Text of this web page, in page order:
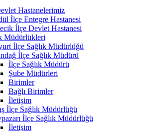
Hastanelerimiz
İlçe Entegre Hastanesi
İlçe Devlet Hastanesi
Müdürlükleri
İlçe Sağlık Müdürlüğü
İlçe Sağlık Müdürü
İlçe Sağlık Müdürü
Şube Müdürleri
Birimler
Bağlı Birimler
İletişim
İlçe Sağlık Müdürlüğü
İlçe Sağlık Müdürlüğü
İletişim